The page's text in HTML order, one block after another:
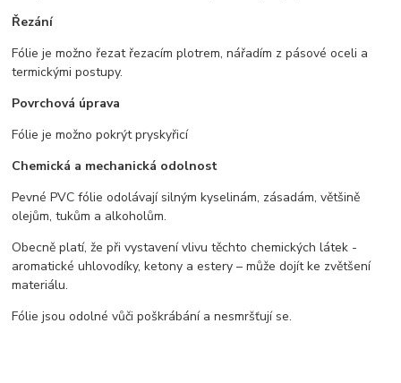
Řezání
Fólie je možno řezat řezacím plotrem, nářadím z pásové oceli a
termickými postupy.
Povrchová úprava
Fólie je možno pokrýt pryskyřicí
Chemická a mechanická odolnost
Pevné PVC fólie odolávají silným kyselinám, zásadám, většině
olejům, tukům a alkoholům.
Obecně platí, že při vystavení vlivu těchto chemických látek -
aromatické uhlovodíky, ketony a estery – může dojít ke zvětšení
materiálu.
Fólie jsou odolné vůči poškrábání a nesmršťují se.